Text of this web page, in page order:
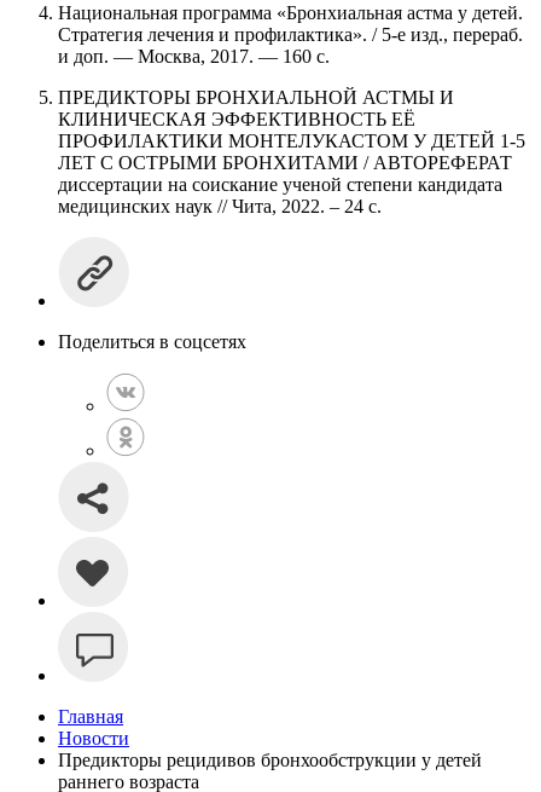
Национальная программа «Бронхиальная астма у детей.
Стратегия лечения и профилактика». / 5-е изд., перераб.
и доп. — Москва, 2017. — 160 с.
ПРЕДИКТОРЫ БРОНХИАЛЬНОЙ АСТМЫ И
КЛИНИЧЕСКАЯ ЭФФЕКТИВНОСТЬ ЕЁ
ПРОФИЛАКТИКИ МОНТЕЛУКАСТОМ У ДЕТЕЙ 1-5
ЛЕТ С ОСТРЫМИ БРОНХИТАМИ / АВТОРЕФЕРАТ
диссертации на соискание ученой степени кандидата
медицинских наук // Чита, 2022. – 24 с.
Поделиться в соцсетях
Главная
Новости
Предикторы рецидивов бронхообструкции у детей
раннего возраста